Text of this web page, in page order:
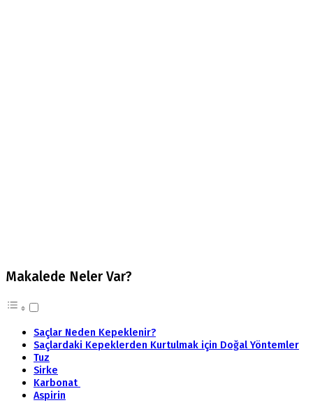
Makalede Neler Var?
Saçlar Neden Kepeklenir?
Saçlardaki Kepeklerden Kurtulmak için Doğal Yöntemler
Tuz
Sirke
Karbonat
Aspirin